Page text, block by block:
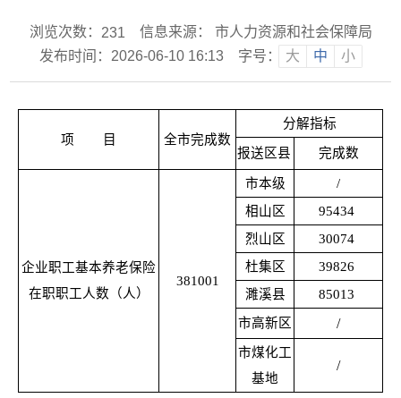
浏览次数： 231
信息来源： 市人力资源和社会保障局
发布时间：2026-06-10 16:13
字号： 大 中 小
项 目 全市完成数
分解指标
报送区县 完成数
企业职工基本养老保险
在职职工人数（人）
381001
市本级
/
相山区
95434
烈山区
30074
杜集区
39826
濉溪县
85013
市高新区
/
市煤化工
基地
/